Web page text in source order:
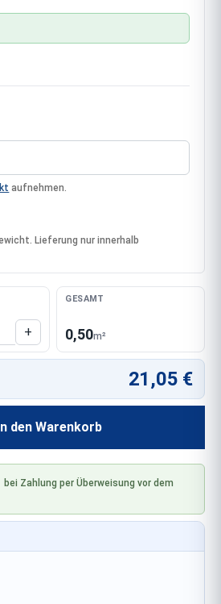
aufnehmen.
Lieferung nur innerhalb
Gib den
+
GESAMT
0,50m²
In den Warenkorb
21,05 €
bei Zahlung per Überweisung vor dem